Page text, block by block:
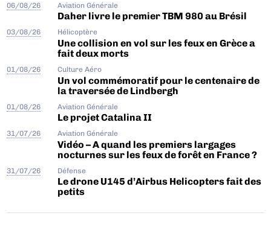
06/08/26 Aviation Générale
Daher livre le premier TBM 980 au Brésil
03/08/26 Hélicoptère
Une collision en vol sur les feux en Grèce a
fait deux morts
01/08/26 Culture Aéro
Un vol commémoratif pour le centenaire de
la traversée de Lindbergh
01/08/26 Aviation Générale
Le projet Catalina II
31/07/26 Aviation Générale
Vidéo – A quand les premiers largages
nocturnes sur les feux de forêt en France ?
31/07/26 Défense
Le drone U145 d’Airbus Helicopters fait des
petits